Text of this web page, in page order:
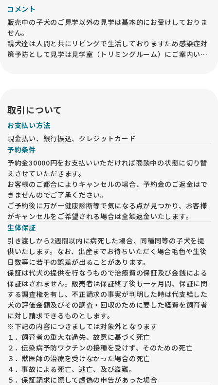
コメント
販売中の子犬のご見学以外の見学は基本的にお受けしておりま
せん。
親犬達は人間と共にリビングで生活しておりますため感染症対
策予防として見学は見学室（トリミングルーム）にご案内いた
取引について
お支払い方法
現金払い、銀行振込、クレジットカード
予約条件
予約金30000円をお支払いいただければ商談中の状態に切り替
えさせていただきます。
お客様のご都合によりキャンセルの場合、予約金のご返金はで
きませんのでご了承ください。
ご予約後に万が一健康診断等で気になる点が見つかり、お客様
がキャンセルをご希望される場合は全額返金いたします。
生体保証
引き渡しから2週間以内に病死した場合、同種同等の子犬を提
供いたします。なお、出産までお待ちいただく場合毛色や生後
日数等に若干の誤差が出ることがあります。
保証は代犬の提供を行なうもので治療費の保証及び金銭による
保証はされません。販売者は保証終了後も一ヶ月間、保証に関
する調査権を有し、不正請求の事実が判明した時は代支給した
犬の評価金額及びその調査・回収のために要した経費を飼育者
に対し請求できるものとします。
※下記の内容につきましては対象外となります
１．飼育者の重大な過失、故意に基づく死亡
２．伝染病予防ワクチンの接種を受けず、そのための死亡
３．獣医師の治療を受けなかった場合の死亡
４．事故による死亡、逃亡、及び盗難。
５．保証請求に際して虚偽の申告があった場合